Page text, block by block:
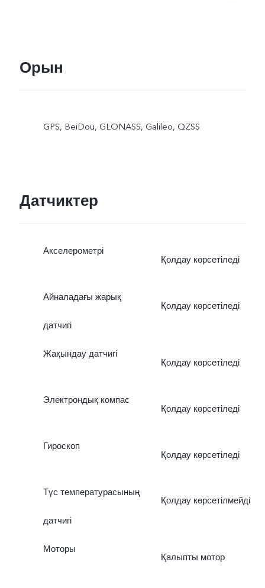
Орын
GPS, BeiDou, GLONASS, Galileo, QZSS
Датчиктер
Акселерометрі
Қолдау көрсетіледі
Айналадағы жарық
датчигі
Қолдау көрсетіледі
Жақындау датчигі
Қолдау көрсетіледі
Электрондық компас
Қолдау көрсетіледі
Гироскоп
Қолдау көрсетіледі
Түс температурасының
датчигі
Қолдау көрсетілмейді
Моторы
Қалыпты мотор